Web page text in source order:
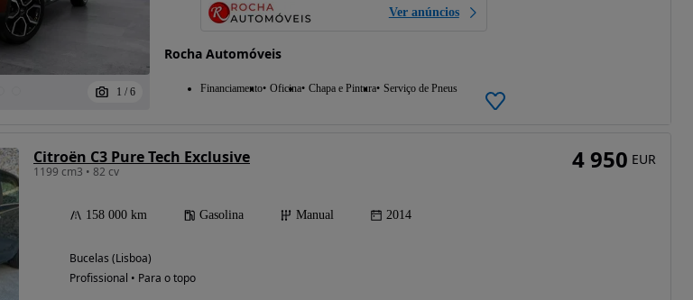
1 / 6
Ver anúncios
Rocha Automóveis
Financiamento Oficina Chapa e Pintura Serviço de Pneus
Citroën C3 Pure Tech Exclusive
1199 cm3 • 82 cv
158 000 km Gasolina Manual 2014
Bucelas (Lisboa)
Profissional • Para o topo
4 950 EUR